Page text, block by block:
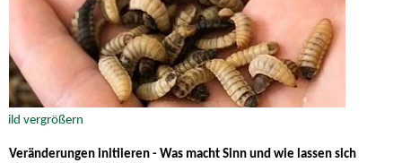
Veränderungen initiieren - Was macht Sinn und wie lassen sich